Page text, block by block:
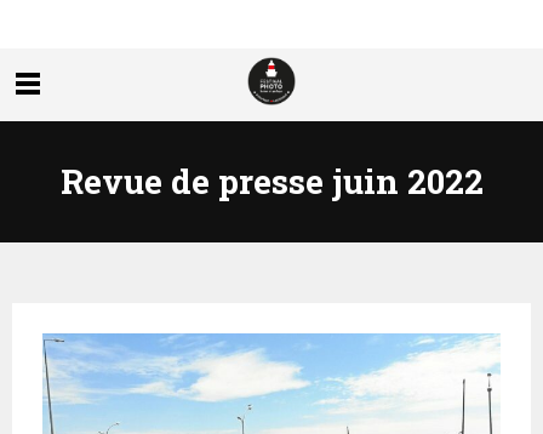
Revue de presse juin 2022